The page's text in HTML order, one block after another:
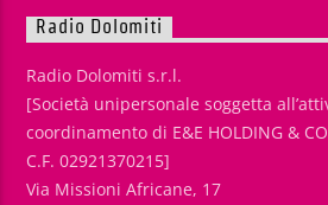
Radio Dolomiti
Radio Dolomiti s.r.l.
[Società unipersonale soggetta
coordinamento di E&E HOLDING &
C.F. 02921370215]
Via Missioni Africane, 17